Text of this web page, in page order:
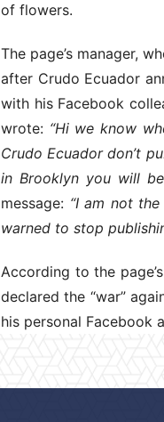
of flowers.
The page’s manager,
after Crudo Ecuador
with his Facebook
wrote: “Hi we know
Crudo Ecuador don’t
in Brooklyn you will
message: “I am not
warned to stop
According to the
declared the “war”
his personal Facebook